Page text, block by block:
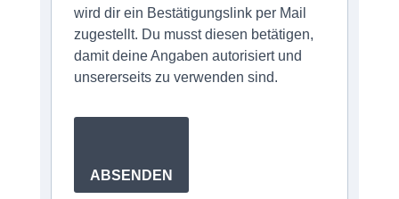
wird dir ein Bestätigungslink per Mail
zugestellt. Du musst diesen betätigen,
damit deine Angaben autorisiert und
unsererseits zu verwenden sind.
ABSENDEN